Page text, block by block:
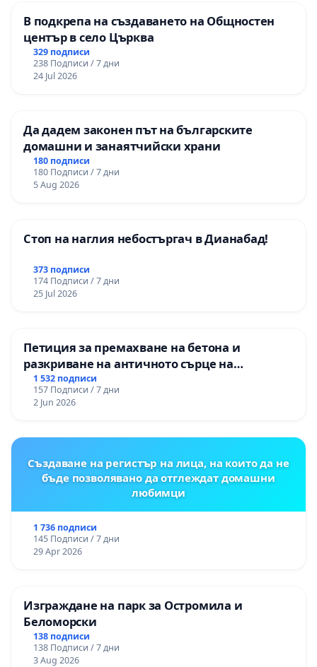
В подкрепа на създаването на Общностен
център в село Църква
329 подписи
238 Подписи / 7 дни
24 Jul 2026
Да дадем законен път на българските
домашни и занаятчийски храни
180 подписи
180 Подписи / 7 дни
5 Aug 2026
Стоп на наглия небостъргач в Дианабад!
373 подписи
174 Подписи / 7 дни
25 Jul 2026
Петиция за премахване на бетона и
разкриване на античното сърце на
Могиланската могила във Враца
1 532 подписи
157 Подписи / 7 дни
2 Jun 2026
Създаване на регистър на лица, на които да не
бъде позволявано да отглеждат домашни
любимци
1 736 подписи
145 Подписи / 7 дни
29 Apr 2026
Изграждане на парк за Остромила и
Беломорски
138 подписи
138 Подписи / 7 дни
3 Aug 2026